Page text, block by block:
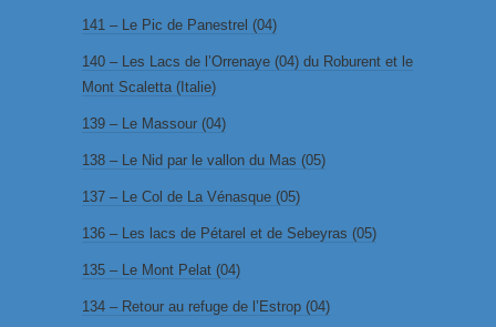
141 – Le Pic de Panestrel (04)
140 – Les Lacs de l’Orrenaye (04) du Roburent et le
Mont Scaletta (Italie)
139 – Le Massour (04)
138 – Le Nid par le vallon du Mas (05)
137 – Le Col de La Vénasque (05)
136 – Les lacs de Pétarel et de Sebeyras (05)
135 – Le Mont Pelat (04)
134 – Retour au refuge de l’Estrop (04)